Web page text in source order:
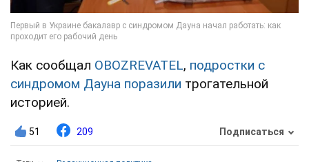
Как сообщал OBOZREVATEL, подростки с
синдромом Дауна поразили трогательной
историей.
51 209 Подписаться